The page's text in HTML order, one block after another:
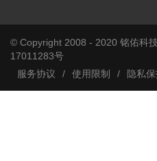
© Copyright 2008 - 2020 铭佑科
17011283号
服务协议
/ 使用限制 / 隐私保